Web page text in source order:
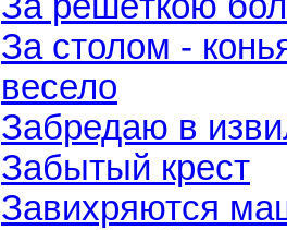
За столом -
весело
Забредаю в
Забытый крест
Завихряются